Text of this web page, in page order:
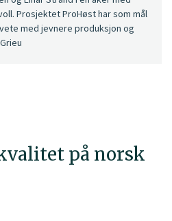
på norsk
Prosjektet ProHøst har som mål
med jevnere produksjon og